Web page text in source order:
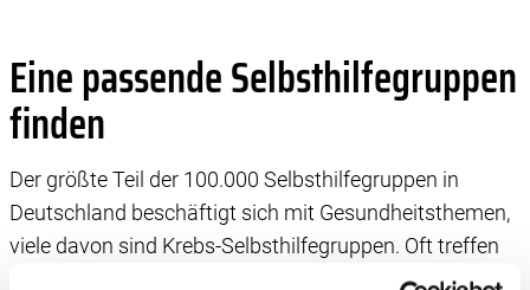
Eine passende Selbsthilfegruppen
finden
Der größte Teil der 100.000 Selbsthilfegruppen in
Deutschland beschäftigt sich mit Gesundheitsthemen,
viele davon sind Krebs-Selbsthilfegruppen. Oft treffen
sich nur Betroffene mit einer bestimmten Krebsart,